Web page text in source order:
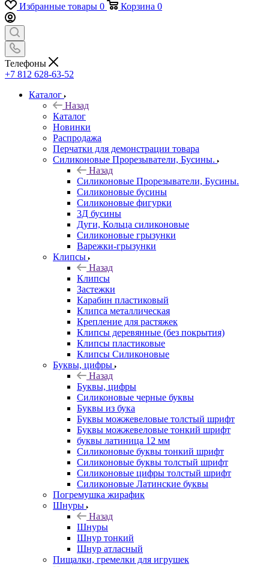
Избранные товары 0 Корзина 0
Телефоны
+7 812 628-63-52
Каталог
Назад
Каталог
Новинки
Распродажа
Перчатки для демонстрации товара
Силиконовые Прорезыватели, Бусины.
Назад
Силиконовые Прорезыватели, Бусины.
Силиконовые бусины
Силиконовые фигурки
3Д бусины
Дуги, Кольца силиконовые
Силиконовые грызунки
Варежки-грызунки
Клипсы
Назад
Клипсы
Застежки
Карабин пластиковый
Клипса металлическая
Крепление для растяжек
Клипсы деревянные (без покрытия)
Клипсы пластиковые
Клипсы Силиконовые
Буквы, цифры
Назад
Буквы, цифры
Силиконовые черные буквы
Буквы из бука
Буквы можжевеловые толстый шрифт
Буквы можжевеловые тонкий шрифт
буквы латиница 12 мм
Силиконовые буквы тонкий шрифт
Силиконовые буквы толстый шрифт
Силиконовые цифры толстый шрифт
Силиконовые Латинские буквы
Погремушка жирафик
Шнуры
Назад
Шнуры
Шнур тонкий
Шнур атласный
Пищалки, гремелки для игрушек